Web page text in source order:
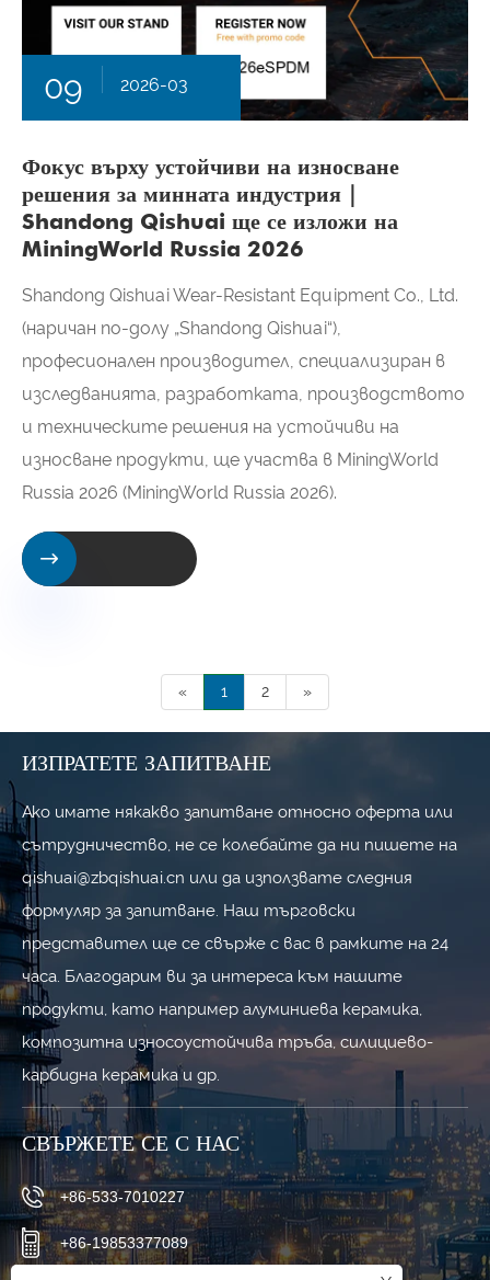
09 2026-03
Фокус върху устойчиви на износване
решения за минната индустрия｜
Shandong Qishuai ще се изложи на
MiningWorld Russia 2026
Shandong Qishuai Wear-Resistant Equipment Co., Ltd.
(наричан по-долу „Shandong Qishuai“),
професионален производител, специализиран в
изследванията, разработката, производството
и техническите решения на устойчиви на
износване продукти, ще участва в MiningWorld
Russia 2026 (MiningWorld Russia 2026).

« 1 2 »
ИЗПРАТЕТЕ ЗАПИТВАНЕ
Ако имате някакво запитване относно оферта или
сътрудничество, не се колебайте да ни пишете на
qishuai@zbqishuai.cn или да използвате следния
формуляр за запитване. Наш търговски
представител ще се свърже с вас в рамките на 24
часа. Благодарим ви за интереса към нашите
продукти, като например алуминиева керамика,
композитна износоустойчива тръба, силициево-
карбидна керамика и др.
СВЪРЖЕТЕ СЕ С НАС
+86-533-7010227
+86-19853377089